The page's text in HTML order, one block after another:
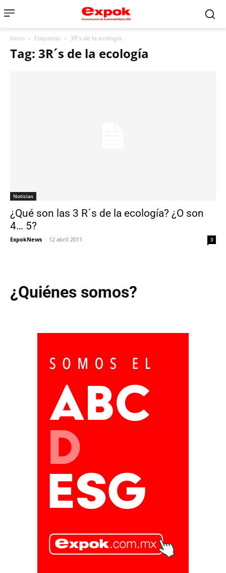
Inicio Etiquetas 3R´s de la ecología
Tag: 3R´s de la ecología
Noticias
¿Qué son las 3 R´s de la ecología? ¿O son
4… 5?
ExpokNews - 12 abril 2011 3
¿Quiénes somos?